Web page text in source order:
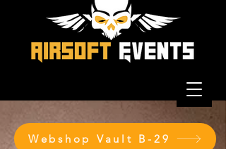
Webshop Vault B-29